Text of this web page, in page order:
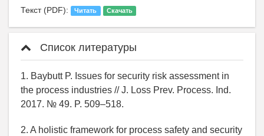
Текст (PDF): Читать Скачать
Список литературы
1. Baybutt P. Issues for security risk assessment in
the process industries // J. Loss Prev. Process. Ind.
2017. № 49. P. 509–518.
2. A holistic framework for process safety and security